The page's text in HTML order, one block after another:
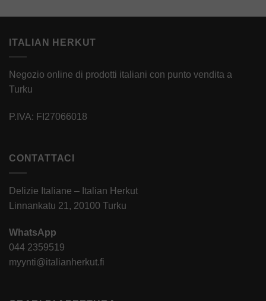
ITALIAN HERKUT
Negozio online di prodotti italiani con punto vendita a
Turku
P.IVA: FI27066018
CONTATTACI
Delizie Italiane – Italian Herkut
Linnankatu 21, 20100 Turku
WhatsApp
044 2359519
myynti@italianherkut.fi